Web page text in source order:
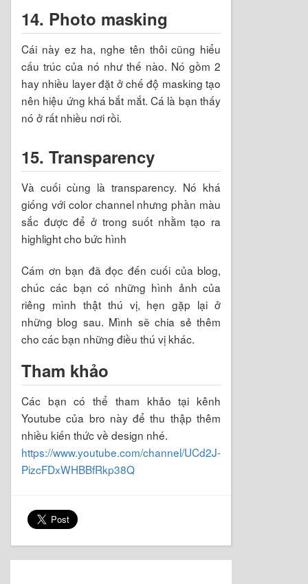
14. Photo masking
Cái này ez ha, nghe tên thôi cũng hiểu
cấu trúc của nó như thế nào. Nó gồm 2
hay nhiều layer đặt ở chế độ masking tạo
nên hiệu ứng khá bắt mắt. Cá là bạn thấy
nó ở rất nhiều nơi rồi.
15. Transparency
Và cuối cùng là transparency. Nó khá
giống với color channel nhưng phần màu
sắc được để ở trong suốt nhằm tạo ra
highlight cho bức hình
Cám ơn bạn đã đọc đến cuối của blog,
chúc các bạn có những hình ảnh của
riêng mình thật thú vị, hẹn gặp lại ở
những blog sau. Mình sẽ chia sẻ thêm
cho các bạn những điều thú vị khác.
Tham khảo
Các bạn có thể tham khảo tại kênh
Youtube của bro này để thu thập thêm
nhiều kiến thức về design nhé.
https://www.youtube.com/channel/UCd2J-
PizcFDxWHBBfRkp38Q